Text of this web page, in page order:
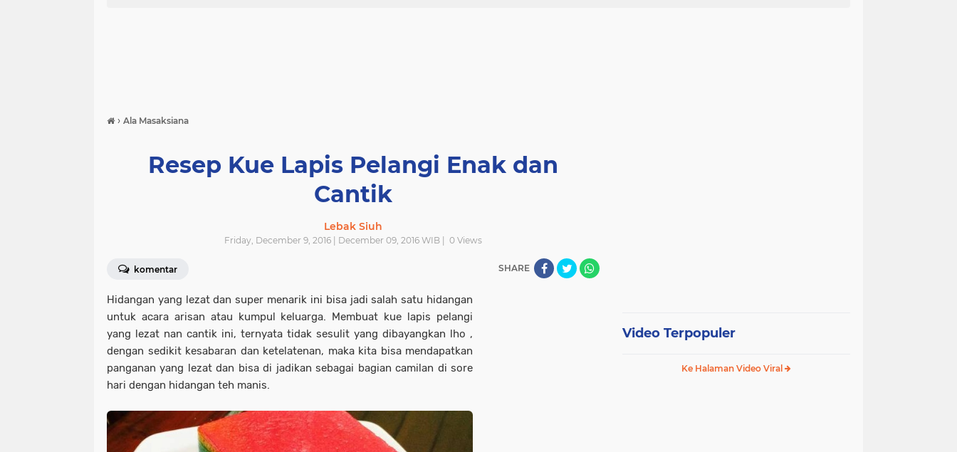
› Ala Masaksiana
Resep Kue Lapis Pelangi Enak dan
Cantik
Lebak Siuh
Friday, December 9, 2016 | December 09, 2016 WIB | 0 Views
komentar SHARE
Hidangan yang lezat dan super menarik ini bisa jadi salah satu hidangan
untuk acara arisan atau kumpul keluarga. Membuat kue lapis pelangi
yang lezat nan cantik ini, ternyata tidak sesulit yang dibayangkan lho ,
dengan sedikit kesabaran dan ketelatenan, maka kita bisa mendapatkan
panganan yang lezat dan bisa di jadikan sebagai bagian camilan di sore
hari dengan hidangan teh manis.
Video Terpopuler
Ke Halaman Video Viral